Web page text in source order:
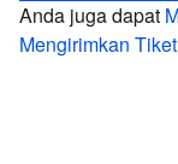
Anda juga dapat
Mengirimkan Tiket